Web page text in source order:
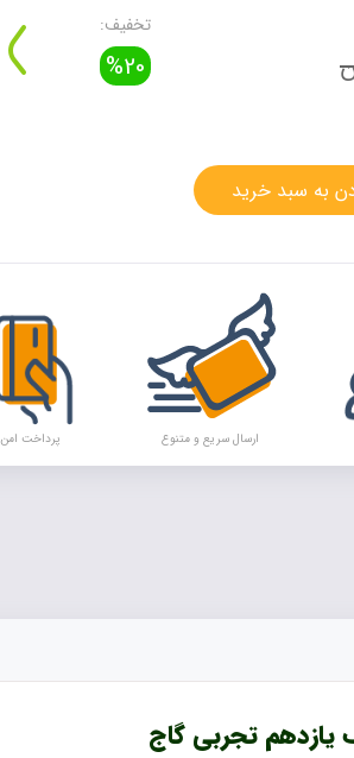
گاج
تخفیف:
%20
به سبد خرید
ارسال سریع و متنوع پرداخت امن